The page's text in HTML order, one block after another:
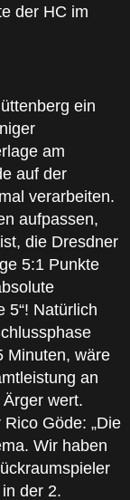
der HC im
ein
am
auf der
verarbeiten.
aufpassen,
die Dresdner
5:1 Punkte
5“! Natürlich
Minuten, wäre
an
wert.
Göde: „Die
Wir haben
der 2.